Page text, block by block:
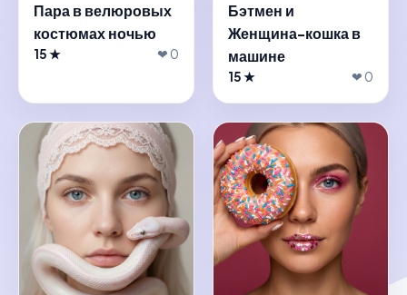
Пара в велюровых
костюмах ночью
15 ★ ❤ 0
Бэтмен и
Женщина-кошка в
машине
15 ★ ❤ 0